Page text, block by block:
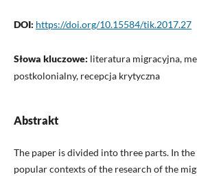
DOI: https://doi.org/10.15584/tik.2017.27
Słowa kluczowe: literatura migracyjna,
postkolonialny, recepcja krytyczna
Abstrakt
The paper is divided into three parts. In
popular contexts of the research of the